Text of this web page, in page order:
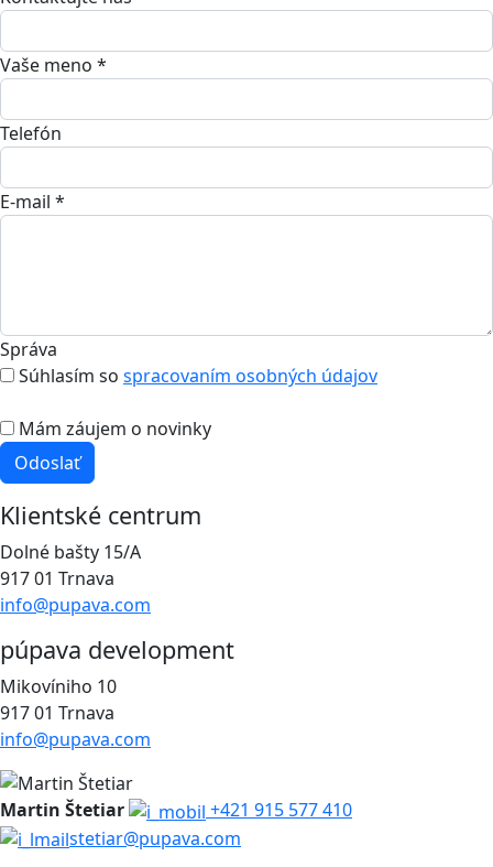
Vaše meno *
Telefón
E-mail *
Správa
Súhlasím so spracovaním osobných údajov
Mám záujem o novinky
Odoslať
Klientské centrum
Dolné bašty 15/A
917 01 Trnava
info@pupava.com
púpava development
Mikovíniho 10
917 01 Trnava
info@pupava.com
Martin Štetiar
+421 915 577 410
stetiar@pupava.com